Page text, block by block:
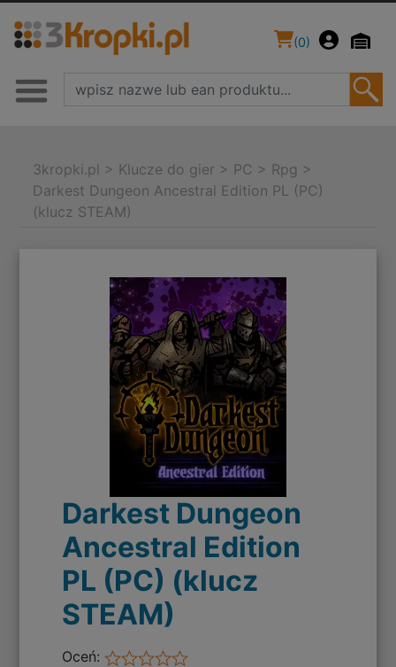
(0)
3kropki.pl > Klucze do gier > PC > Rpg >
Darkest Dungeon Ancestral Edition PL (PC)
(klucz STEAM)
Darkest Dungeon
Ancestral Edition
PL (PC) (klucz
STEAM)
Oceń: